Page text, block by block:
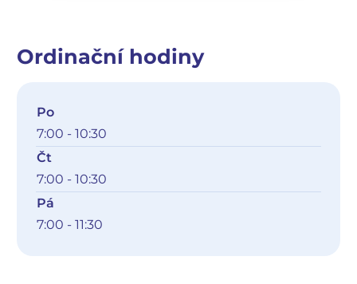
Ordinační hodiny
Po
7:00 - 10:30
Čt
7:00 - 10:30
Pá
7:00 - 11:30